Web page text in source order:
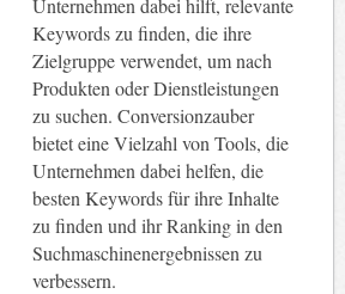
Unternehmen dabei hilft, relevante
Keywords zu finden, die ihre
Zielgruppe verwendet, um nach
Produkten oder Dienstleistungen
zu suchen. Conversionzauber
bietet eine Vielzahl von Tools, die
Unternehmen dabei helfen, die
besten Keywords für ihre Inhalte
zu finden und ihr Ranking in den
Suchmaschinenergebnissen zu
verbessern.